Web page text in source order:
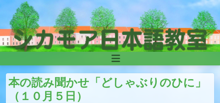
Skip to content
Main
Navigation
本の読み聞かせ「どしゃぶりのひに」
（１０月５日）